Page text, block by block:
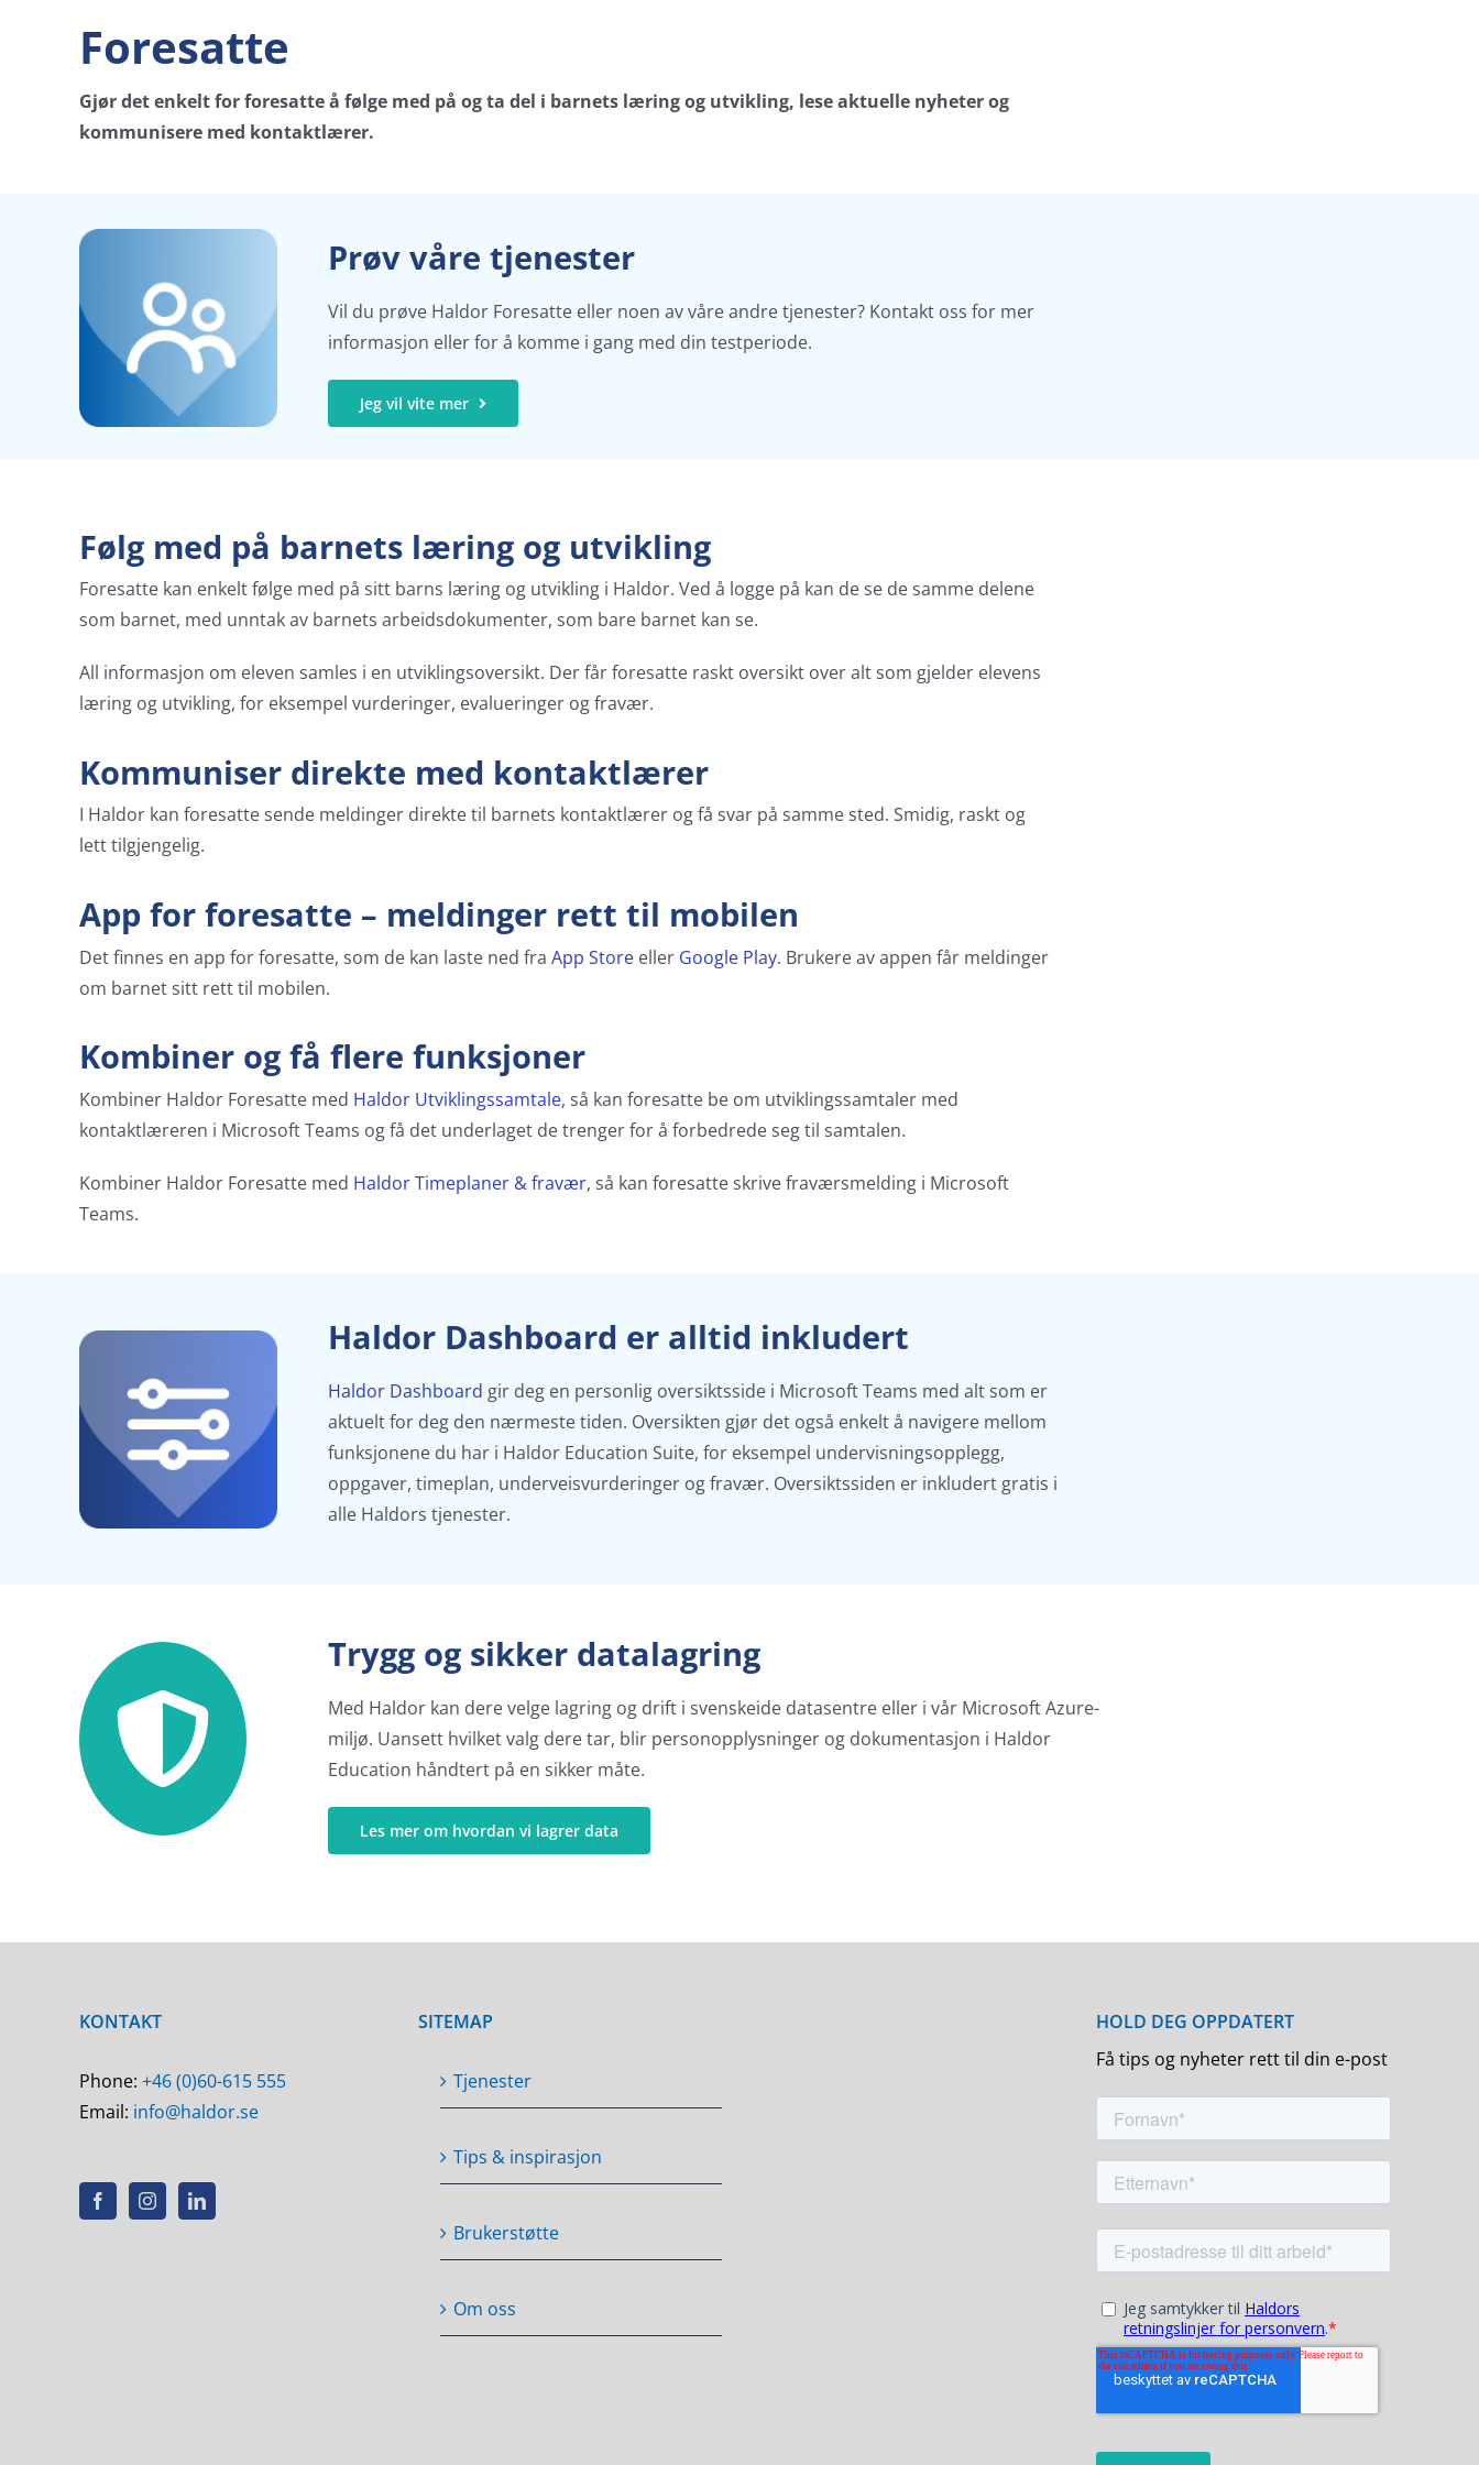
Foresatte
Gjør det enkelt for foresatte å følge med på og ta del i barnets læring og utvikling, lese aktuelle nyheter og
kommunisere med kontaktlærer.
Prøv våre tjenester
Vil du prøve Haldor Foresatte eller noen av våre andre tjenester? Kontakt oss for mer
informasjon eller for å komme i gang med din testperiode.
Jeg vil vite mer
Følg med på barnets læring og utvikling
Foresatte kan enkelt følge med på sitt barns læring og utvikling i Haldor. Ved å logge på kan de se de samme delene
som barnet, med unntak av barnets arbeidsdokumenter, som bare barnet kan se.
All informasjon om eleven samles i en utviklingsoversikt. Der får foresatte raskt oversikt over alt som gjelder elevens
læring og utvikling, for eksempel vurderinger, evalueringer og fravær.
Kommuniser direkte med kontaktlærer
I Haldor kan foresatte sende meldinger direkte til barnets kontaktlærer og få svar på samme sted. Smidig, raskt og
lett tilgjengelig.
App for foresatte – meldinger rett til mobilen
Det finnes en app for foresatte, som de kan laste ned fra App Storeeller Google Play. Brukere av appen får meldinger
om barnet sitt rett til mobilen.
Kombiner og få flere funksjoner
Kombiner Haldor Foresatte med Haldor Utviklingssamtale, så kan foresatte be om utviklingssamtaler med
kontaktlæreren i Microsoft Teams og få det underlaget de trenger for å forbedrede seg til samtalen.
Kombiner Haldor Foresatte med Haldor Timeplaner & fravær, så kan foresatte skrive fraværsmelding i Microsoft
Teams.
Haldor Dashboard er alltid inkludert
Haldor Dashboard gir deg en personlig oversiktsside i Microsoft Teams med alt som er
aktuelt for deg den nærmeste tiden. Oversikten gjør det også enkelt å navigere mellom
funksjonene du har i Haldor Education Suite, for eksempel undervisningsopplegg,
oppgaver, timeplan, underveisvurderinger og fravær. Oversiktssiden er inkludert gratis i
alle Haldors tjenester.
Trygg og sikker datalagring
Med Haldor kan dere velge lagring og drift i svenskeide datasentre eller i vår Microsoft Azure-
miljø. Uansett hvilket valg dere tar, blir personopplysninger og dokumentasjon i Haldor
Education håndtert på en sikker måte.
Les mer om hvordan vi lagrer data
KONTAKT
Phone: +46 (0)60-615 555
Email: info@haldor.se
SITEMAP
Tjenester
Tips & inspirasjon
Brukerstøtte
Om oss
Få tips og nyheter rett til din e-post